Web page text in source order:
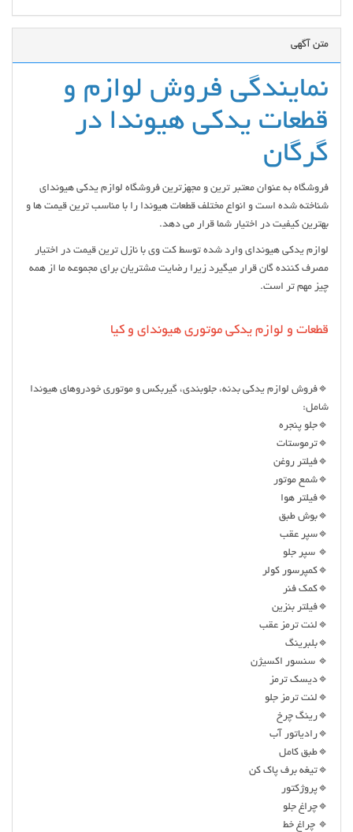
متن آگهی
نمایندگی فروش لوازم و
قطعات یدکی هیوندا در
گرگان
فروشگاه به عنوان معتبر ترین و مجهزترین فروشگاه لوازم یدکی هیوندای
شناخته شده است و انواع مختلف قطعات هیوندا را با مناسب ترین قیمت ها و
بهترین کیفیت در اختیار شما قرار می دهد.
لوازم یدکی هیوندای وارد شده توسط کت وی با نازل ترین قیمت در اختیار
مصرف کننده گان قرار میگیرد زیرا رضایت مشتریان برای مجموعه ما از همه
چیز مهم تر است.
قطعات و لوازم یدکی موتوری هیوندای و کیا
🔹فروش لوازم یدکی بدنه، جلوبندی، گیربکس و موتوری خودروهای هیوندا
شامل:
🔹جلو پنجره
🔹ترموستات
🔹فیلتر روغن
🔹شمع موتور
🔹فیلتر هوا
🔹بوش طبق
🔹سپر عقب
🔹 سپر جلو
🔹کمپرسور کولر
🔹کمک فنر
🔹فیلتر بنزین
🔹لنت ترمز عقب
🔹بلبرینگ
🔹 سنسور اکسیژن
🔹دیسک ترمز
🔹لنت ترمز جلو
🔹رینگ چرخ
🔹رادیاتور آب
🔹طبق کامل
🔹تیغه برف پاک کن
🔹پروژکتور
🔹چراغ جلو
🔹 چراغ خط